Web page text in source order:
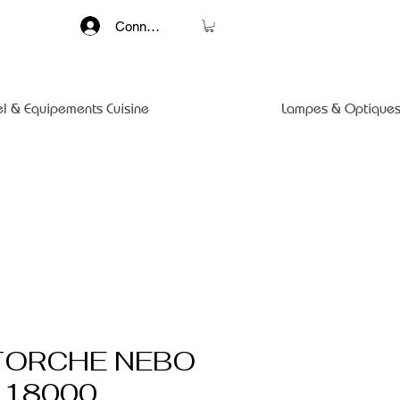
Connexion
& Equipements Cuisine Lampes &
NEBO